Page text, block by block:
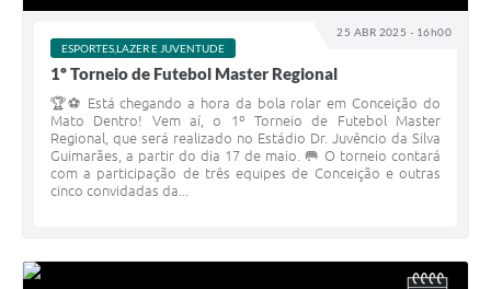
25 ABR 2025 - 16h00
ESPORTES,LAZER E JUVENTUDE
1º Torneio de Futebol Master Regional
🏆⚽ Está chegando a hora da bola rolar em Conceição do
Mato Dentro! Vem aí, o 1º Torneio de Futebol Master
Regional, que será realizado no Estádio Dr. Juvêncio da Silva
Guimarães, a partir do dia 17 de maio. 🥅 O torneio contará
com a participação de três equipes de Conceição e outras
cinco convidadas da...